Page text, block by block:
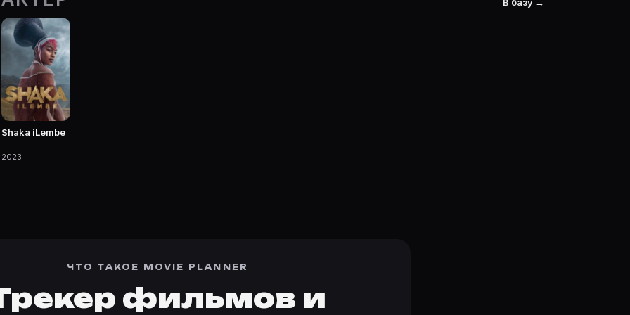
Planner.
сериалы, роли и фото.
Shaka iLembe
2023
ЧТО ТАКОЕ MOVIE PLANNER
фильмов и